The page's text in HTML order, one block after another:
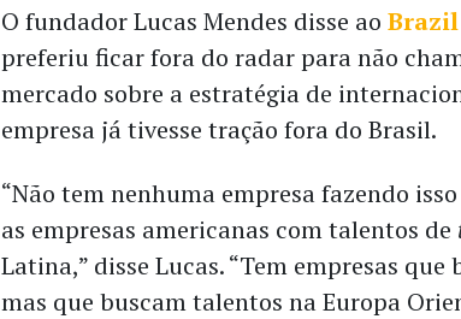
O fundador Lucas Mendes disse ao
preferiu ficar fora do radar para não
mercado sobre a estratégia de
empresa já tivesse tração fora do Brasil.
“Não tem nenhuma empresa fazendo
as empresas americanas com talentos de
Latina,” disse Lucas. “Tem empresas
mas que buscam talentos na Europa